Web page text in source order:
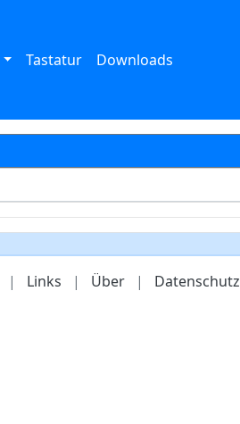
Tastatur Downloads
| Links | Über | Datenschutz